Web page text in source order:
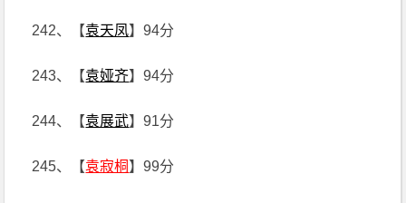
242、【袁天凤】94分
243、【袁娅齐】94分
244、【袁展武】91分
245、【袁寂桐 】99分